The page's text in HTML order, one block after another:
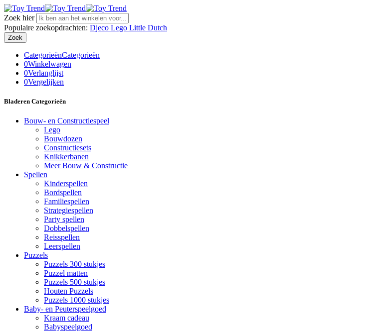
Zoek hier
Populaire zoekopdrachten: Djeco Lego Little Dutch
Zoek
CategorieënCategorieën
0Winkelwagen
0Verlanglijst
0Vergelijken
Bladeren Categorieën
Bouw- en Constructiespeel
Lego
Bouwdozen
Constructiesets
Knikkerbanen
Meer Bouw & Constructie
Spellen
Kinderspellen
Bordspellen
Familiespellen
Strategiespellen
Party spellen
Dobbelspellen
Reisspellen
Leerspellen
Puzzels
Puzzels 300 stukjes
Puzzel matten
Puzzels 500 stukjes
Houten Puzzels
Puzzels 1000 stukjes
Baby- en Peuterspeelgoed
Kraam cadeau
Babyspeelgoed